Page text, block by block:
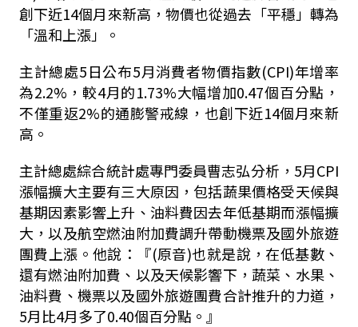
創下近14個月來新高，物價也從過去「平穩」轉為
「溫和上漲」。
主計總處5日公布5月消費者物價指數(CPI)年增率
為2.2%，較4月的1.73%大幅增加0.47個百分點，
不僅重返2%的通膨警戒線，也創下近14個月來新
高。
主計總處綜合統計處專門委員曹志弘分析，5月CPI
漲幅擴大主要有三大原因，包括蔬果價格受天候與
基期因素影響上升、油料費因去年低基期而漲幅擴
大，以及航空燃油附加費調升帶動機票及國外旅遊
團費上漲。他說：『(原音)也就是說，在低基數、
還有燃油附加費、以及天候影響下，蔬菜、水果、
油料費、機票以及國外旅遊團費合計推升的力道，
5月比4月多了0.40個百分點。』